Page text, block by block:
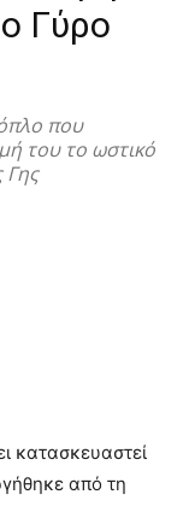
Γύρο
που
του το ωστικό
Γης
κατασκευαστεί
από τη